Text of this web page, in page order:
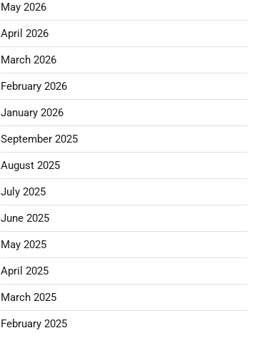
May 2026
April 2026
March 2026
February 2026
January 2026
September 2025
August 2025
July 2025
June 2025
May 2025
April 2025
March 2025
February 2025